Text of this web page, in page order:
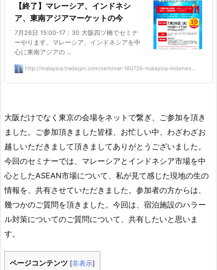
【終了】マレーシア、インドネシ
ア、東南アジアマーケットの今
7月26日 15:00-17：30 大阪四ツ橋でセミナ
ーやります。マレーシア、インドネシアを中
心に東南アジアの ...
http://malaysia.tradejpn.com/seminar-160726-malaysia-indones...
大阪だけでなく東京の会場をネットで繋ぎ、ご参加を頂き
ました。ご参加頂きました皆様、お忙しい中、わざわざお
越しいただきまして頂きましてありがとうございました。
今回のセミナーでは、マレーシアとインドネシア市場を中
心としたASEAN市場について、私が見て感じた現地の生の
情報を、共有させていただきました。参加者の方からは、
幾つかのご質問を頂きました。今回は、宿泊施設のハラー
ル対策についてのご質問について、共有したいと思いま
す。
ページコンテンツ [非表示]